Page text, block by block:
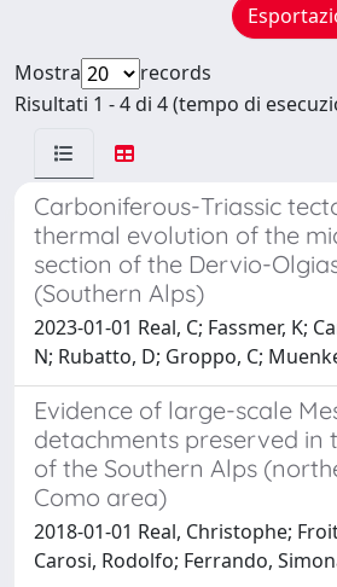
Mostra
records
Risultati 1 - 4 di 4 (tempo di
Carboniferous-Triassic
thermal evolution of the
section of the Dervio-
(Southern Alps)
2023-01-01 Real, C; Fassmer, K;
N; Rubatto, D; Groppo, C;
Evidence of large-scale
detachments preserved in
of the Southern Alps
Como area)
2018-01-01 Real, Christophe;
Carosi, Rodolfo; Ferrando,